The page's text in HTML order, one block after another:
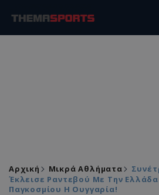
Αρχική Μικρά Αθλήματα
Έκλεισε Ραντεβού Με Την
Παγκοσμίου Η Ουγγαρία!